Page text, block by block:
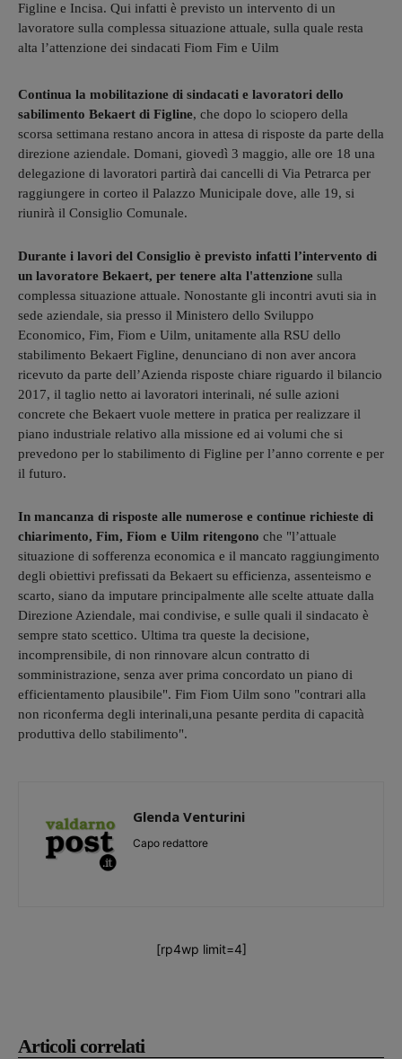
Articoli correlati
Figline e Incisa. Qui infatti è previsto un intervento di un
lavoratore sulla complessa situazione attuale, sulla quale resta
alta l’attenzione dei sindacati Fiom Fim e Uilm
Continua la mobilitazione di sindacati e lavoratori dello
sabilimento Bekaert di Figline, che dopo lo sciopero della
scorsa settimana restano ancora in attesa di risposte da parte della
direzione aziendale. Domani, giovedì 3 maggio, alle ore 18 una
delegazione di lavoratori partirà dai cancelli di Via Petrarca per
raggiungere in corteo il Palazzo Municipale dove, alle 19, si
riunirà il Consiglio Comunale.
Durante i lavori del Consiglio è previsto infatti l’intervento di
un lavoratore Bekaert, per tenere alta l'attenzione sulla
complessa situazione attuale. Nonostante gli incontri avuti sia in
sede aziendale, sia presso il Ministero dello Sviluppo
Economico, Fim, Fiom e Uilm, unitamente alla RSU dello
stabilimento Bekaert Figline, denunciano di non aver ancora
ricevuto da parte dell’Azienda risposte chiare riguardo il bilancio
2017, il taglio netto ai lavoratori interinali, né sulle azioni
concrete che Bekaert vuole mettere in pratica per realizzare il
piano industriale relativo alla missione ed ai volumi che si
prevedono per lo stabilimento di Figline per l’anno corrente e per
il futuro.
In mancanza di risposte alle numerose e continue richieste di
chiarimento, Fim, Fiom e Uilm ritengono che "l’attuale
situazione di sofferenza economica e il mancato raggiungimento
degli obiettivi prefissati da Bekaert su efficienza, assenteismo e
scarto, siano da imputare principalmente alle scelte attuate dalla
Direzione Aziendale, mai condivise, e sulle quali il sindacato è
sempre stato scettico. Ultima tra queste la decisione,
incomprensibile, di non rinnovare alcun contratto di
somministrazione, senza aver prima concordato un piano di
efficientamento plausibile". Fim Fiom Uilm sono "contrari alla
non riconferma degli interinali,una pesante perdita di capacità
produttiva dello stabilimento".
Glenda Venturini
Capo redattore
[rp4wp limit=4]